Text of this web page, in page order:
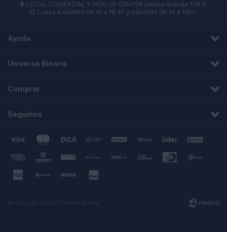
 LOCAL COMERCIAL Y PICK UP CENTER (Arenal Grande 1763)
 Lunes a viernes de 10 a 18.45 y sábados de 10 a 14hs.
Ayuda
Universo Binario
Comprar
Seguinos